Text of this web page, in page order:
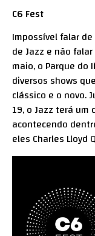
C6 Fest
Impossível falar
de Jazz e não
maio, o Parque do
diversos shows
clássico e o novo.
19, o Jazz terá
acontecendo
eles Charles Lloyd